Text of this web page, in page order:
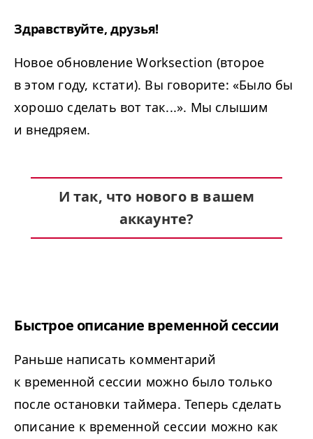
Здравствуйте, друзья!
Новое обновление Worksection (второе
в этом году, кстати). Вы говорите: «Было бы
хорошо сделать вот так...». Мы слышим
и внедряем.
И так, что нового в вашем
аккаунте?
Быстрое описание временной сессии
Раньше написать комментарий
к временной сессии можно было только
после остановки таймера. Теперь сделать
описание к временной сессии можно как